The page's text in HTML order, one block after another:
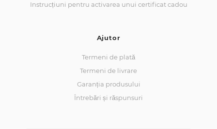
Instrucțiuni pentru activarea unui certificat cadou
Ajutor
Termeni de plată
Termeni de livrare
Garanția produsului
Întrebări și răspunsuri